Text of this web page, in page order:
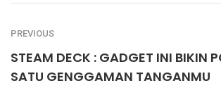
PREVIOUS
STEAM DECK : GADGET INI BIKIN
SATU GENGGAMAN TANGANMU